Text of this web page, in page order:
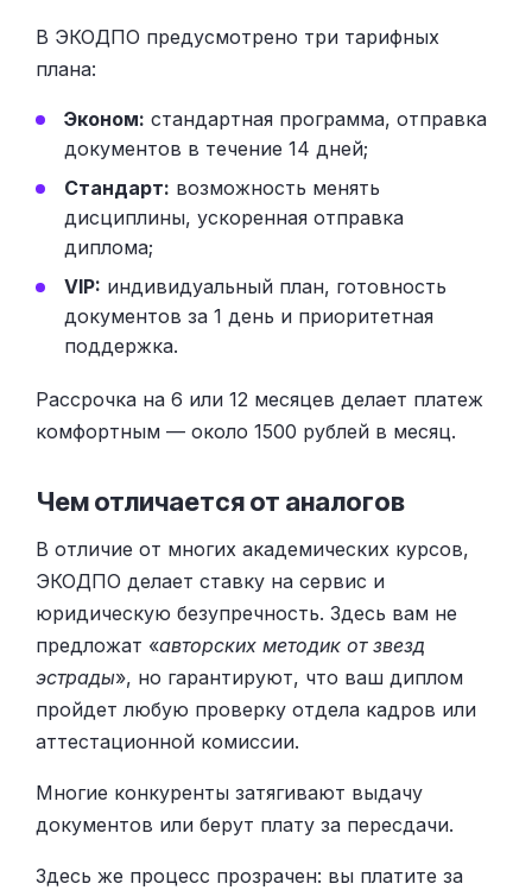
В ЭКОДПО предусмотрено три тарифных
плана:
Эконом: стандартная программа, отправка
документов в течение 14 дней;
Стандарт: возможность менять
дисциплины, ускоренная отправка
диплома;
VIP: индивидуальный план, готовность
документов за 1 день и приоритетная
поддержка.
Рассрочка на 6 или 12 месяцев делает платеж
комфортным — около 1500 рублей в месяц.
Чем отличается от аналогов
В отличие от многих академических курсов,
ЭКОДПО делает ставку на сервис и
юридическую безупречность. Здесь вам не
предложат «авторских методик от звезд
эстрады», но гарантируют, что ваш диплом
пройдет любую проверку отдела кадров или
аттестационной комиссии.
Многие конкуренты затягивают выдачу
документов или берут плату за пересдачи.
Здесь же процесс прозрачен: вы платите за